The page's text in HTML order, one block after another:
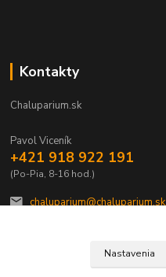
Kontakty
Chaluparium.sk
Pavol Viceník
+421 918 922 191
(Po-Pia, 8-16 hod.)
chaluparium@chaluparium.sk
Nastavenia